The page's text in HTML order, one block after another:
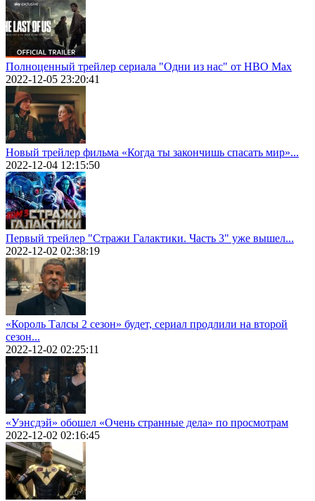
Полноценный трейлер сериала "Одни из нас" от HBO Max
2022-12-05 23:20:41
Новый трейлер фильма «Когда ты закончишь спасать мир»...
2022-12-04 12:15:50
Первый трейлер "Стражи Галактики. Часть 3" уже вышел...
2022-12-02 02:38:19
«Король Талсы 2 сезон» будет, сериал продлили на второй
сезон...
2022-12-02 02:25:11
«Уэнсдэй» обошел «Очень странные дела» по просмотрам
2022-12-02 02:16:45